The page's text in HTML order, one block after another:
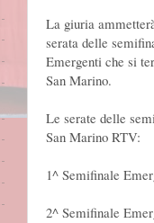
La giuria
serata delle
Emergenti che si
San Marino.
Le serate delle
San Marino RTV:
1^ Semifinale
2^ Semifinale